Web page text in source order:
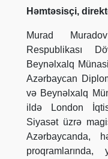
Həmtəsisçi,
Murad
Respublikası
Beynəlxalq
Azərbaycan
və Beynəlxalq
ildə London
Siyasət üzrə
Azərbaycanda,